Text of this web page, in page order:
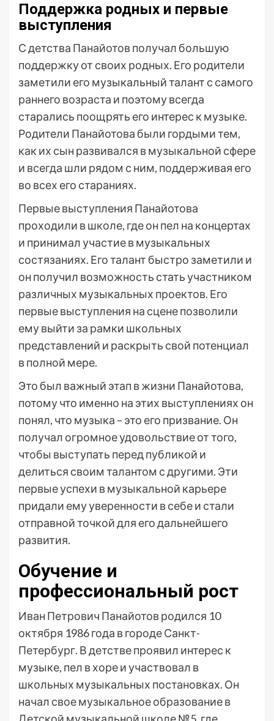
Поддержка родных и первые
выступления
С детства Панайотов получал большую
поддержку от своих родных. Его родители
заметили его музыкальный талант с самого
раннего возраста и поэтому всегда
старались поощрять его интерес к музыке.
Родители Панайотова были гордыми тем,
как их сын развивался в музыкальной сфере
и всегда шли рядом с ним, поддерживая его
во всех его стараниях.
Первые выступления Панайотова
проходили в школе, где он пел на концертах
и принимал участие в музыкальных
состязаниях. Его талант быстро заметили и
он получил возможность стать участником
различных музыкальных проектов. Его
первые выступления на сцене позволили
ему выйти за рамки школьных
представлений и раскрыть свой потенциал
в полной мере.
Это был важный этап в жизни Панайотова,
потому что именно на этих выступлениях он
понял, что музыка – это его призвание. Он
получал огромное удовольствие от того,
чтобы выступать перед публикой и
делиться своим талантом с другими. Эти
первые успехи в музыкальной карьере
придали ему уверенности в себе и стали
отправной точкой для его дальнейшего
развития.
Обучение и
профессиональный рост
Иван Петрович Панайотов родился 10
октября 1986 года в городе Санкт-
Петербург. В детстве проявил интерес к
музыке, пел в хоре и участвовал в
школьных музыкальных постановках. Он
начал свое музыкальное образование в